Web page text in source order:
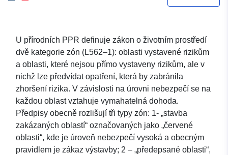
U přírodních PPR definuje zákon o životním prostředí
dvě kategorie zón (L562–1): oblasti vystavené rizikům
a oblasti, které nejsou přímo vystaveny rizikům, ale v
nichž lze předvídat opatření, která by zabránila
zhoršení rizika. V závislosti na úrovni nebezpečí se na
každou oblast vztahuje vymahatelná dohoda.
Předpisy obecně rozlišují tři typy zón: 1- „stavba
zakázaných oblastí“ označovaných jako „červené
oblasti“, kde je úroveň nebezpečí vysoká a obecným
pravidlem je zákaz výstavby; 2 – „předepsané oblasti“,